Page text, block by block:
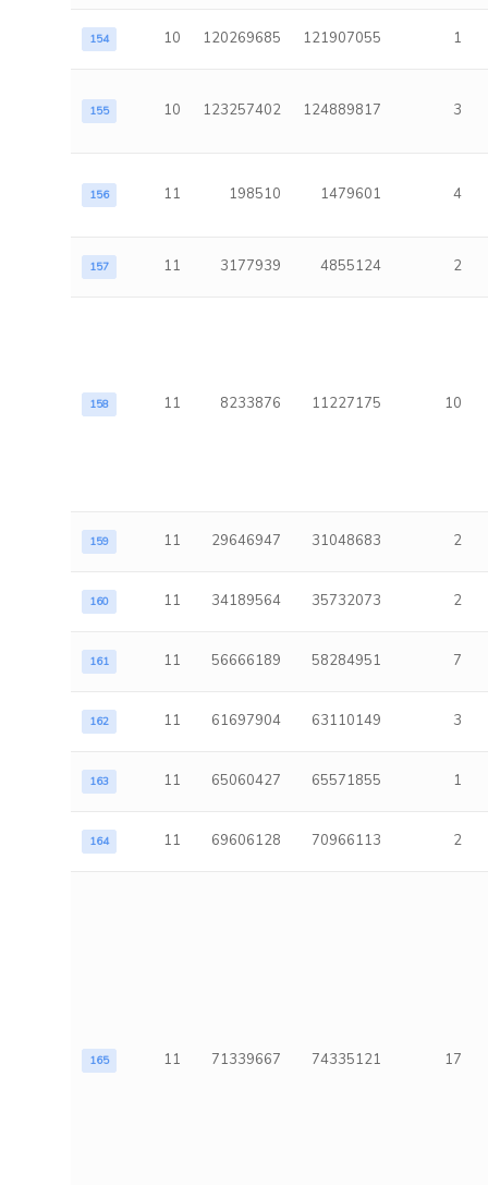
154 10 120269685 121907055 1
155 10 123257402 124889817 3
156 11 198510 1479601 4
157 11 3177939 4855124 2
158 11 8233876 11227175 10
159 11 29646947 31048683 2
160 11 34189564 35732073 2
161 11 56666189 58284951 7
162 11 61697904 63110149 3
163 11 65060427 65571855 1
164 11 69606128 70966113 2
165 11 71339667 74335121 17